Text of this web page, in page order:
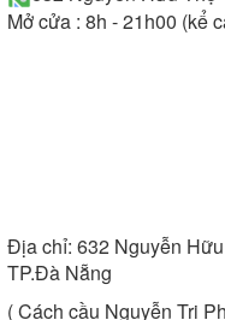
Mở cửa : 8h - 21h00 (kể
Địa chỉ: 632 Nguyễn
TP.Đà Nẵng
( Cách cầu Nguyễn Tri